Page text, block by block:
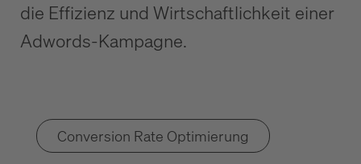
die Effizienz und Wirtschaftlichkeit einer
Adwords-Kampagne.
Conversion Rate Optimierung